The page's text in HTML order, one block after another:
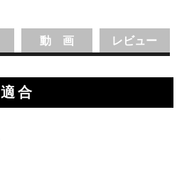
動 画 レビュー
適合